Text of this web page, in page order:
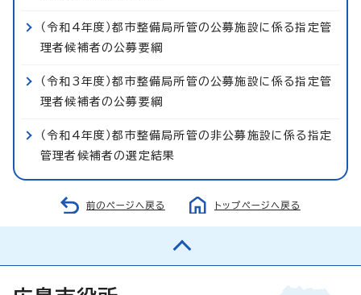
（令和4年度）都市整備局所管の公募施設に係る指定管
理者候補者の公募要綱
（令和3年度）都市整備局所管の公募施設に係る指定管
理者候補者の公募要綱
（令和4年度）都市整備局所管の非公募施設に係る指定
管理者候補者の選定結果
前のページへ戻る トップページへ戻る